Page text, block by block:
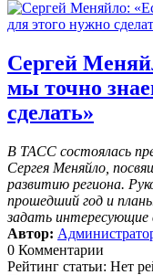
Сергей
мы точно
сделать»
В ТАСС состоялась
Сергея Меняйло,
развитию региона.
прошедший год и
задать интересующие
Автор:
0 Комментарии
Рейтинг статьи: Нет